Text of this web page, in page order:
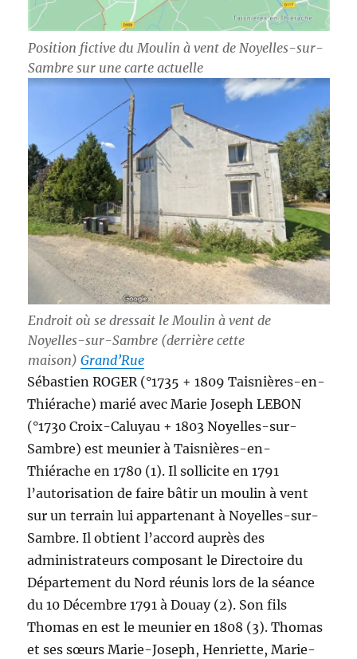
Position fictive du Moulin à vent de Noyelles-sur-
Sambre sur une carte actuelle
Endroit où se dressait le Moulin à vent de
Noyelles-sur-Sambre (derrière cette
maison) Grand’Rue
Sébastien ROGER (°1735 + 1809 Taisnières-en-
Thiérache) marié avec Marie Joseph LEBON
(°1730 Croix-Caluyau + 1803 Noyelles-sur-
Sambre) est meunier à Taisnières-en-
Thiérache en 1780 (1). Il sollicite en 1791
l’autorisation de faire bâtir un moulin à vent
sur un terrain lui appartenant à Noyelles-sur-
Sambre. Il obtient l’accord auprès des
administrateurs composant le Directoire du
Département du Nord réunis lors de la séance
du 10 Décembre 1791 à Douay (2). Son fils
Thomas en est le meunier en 1808 (3). Thomas
et ses sœurs Marie-Joseph, Henriette, Marie-